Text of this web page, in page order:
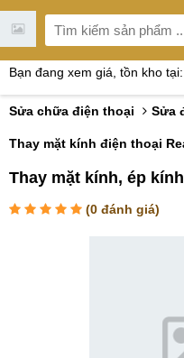
Bạn đang xem giá, tồn kho tại:
Sửa chữa điện thoại Sửa
Thay mặt kính điện thoại
Thay mặt kính, ép
(0 đánh giá)